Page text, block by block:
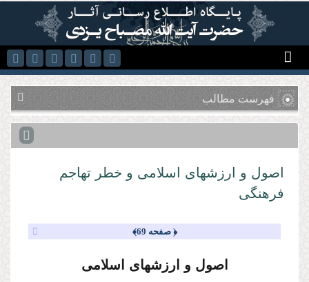
رفتن به محتوای اصلی
فهرست مطالب
اصول و ارزشهاى اسلامى و خطر تهاجم
فرهنگى
﴿ صفحه 69﴾
اصول و ارزشهاى اسلامى